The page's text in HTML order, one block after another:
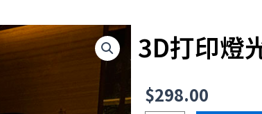
3D打印燈
$298.00